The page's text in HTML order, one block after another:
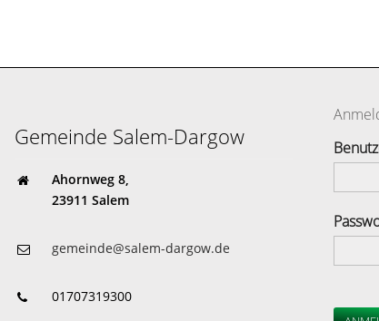
Gemeinde Salem-Dargow
Ahornweg 8,
23911 Salem
gemeinde@salem-dargow.de
01707319300